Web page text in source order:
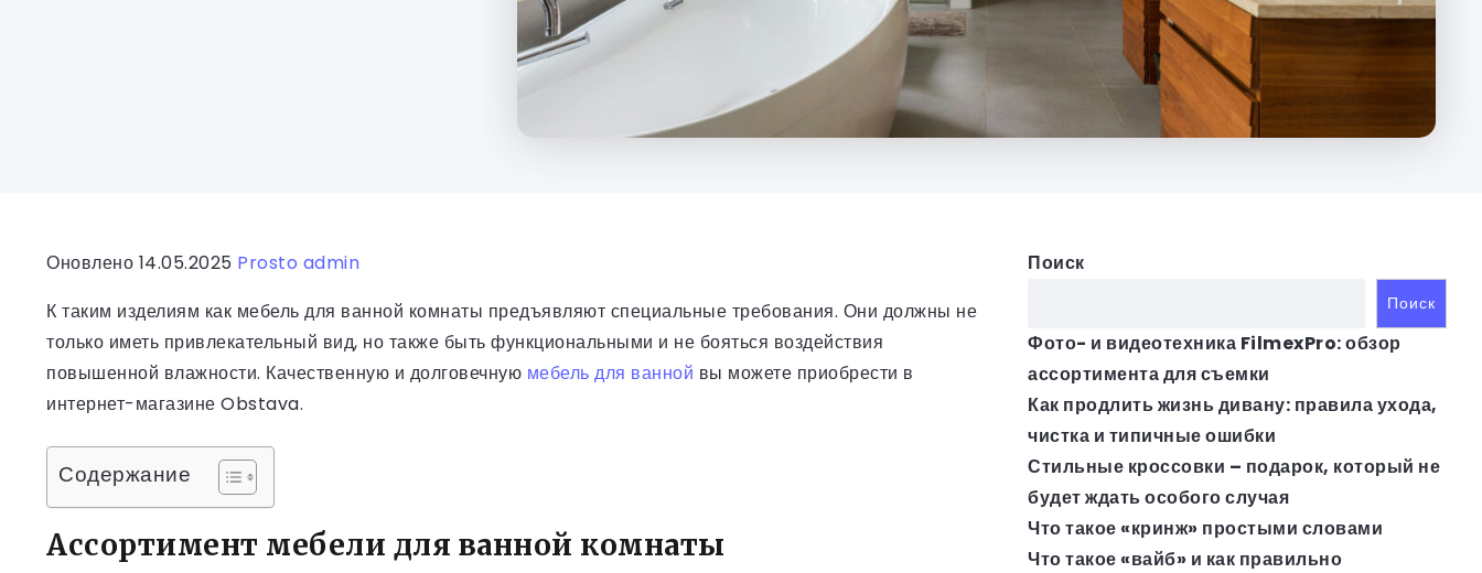
Оновлено 14.05.2025 Prosto admin
К таким изделиям как мебель для ванной комнаты предъявляют специальные требования. Они должны не
только иметь привлекательный вид, но также быть функциональными и не бояться воздействия
повышенной влажности. Качественную и долговечную мебель для ванной вы можете приобрести в
интернет-магазине Obstava.
Содержание
Ассортимент мебели для ванной комнаты
Поиск
Поиск
Фото- и видеотехника FilmexPro: обзор
ассортимента для съемки
Как продлить жизнь дивану: правила ухода,
чистка и типичные ошибки
Стильные кроссовки – подарок, который не
будет ждать особого случая
Что такое «кринж» простыми словами
Что такое «вайб» и как правильно